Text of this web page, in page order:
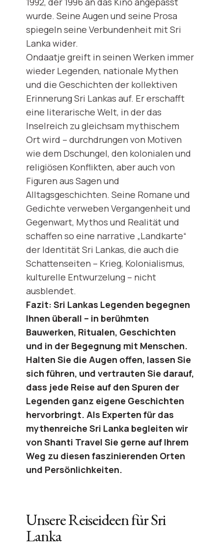
wurde. Seine Augen und seine Prosa
spiegeln seine Verbundenheit mit Sri
Lanka wider.
Ondaatje greift in seinen Werken immer
wieder Legenden, nationale Mythen
und die Geschichten der kollektiven
Erinnerung Sri Lankas auf. Er erschafft
eine literarische Welt, in der das
Inselreich zu gleichsam mythischem
Ort wird – durchdrungen von Motiven
wie dem Dschungel, den kolonialen und
religiösen Konflikten, aber auch von
Figuren aus Sagen und
Alltagsgeschichten. Seine Romane und
Gedichte verweben Vergangenheit und
Gegenwart, Mythos und Realität und
schaffen so eine narrative „Landkarte“
der Identität Sri Lankas, die auch die
Schattenseiten – Krieg, Kolonialismus,
kulturelle Entwurzelung – nicht
ausblendet.
Fazit: Sri Lankas Legenden begegnen
Ihnen überall – in berühmten
Bauwerken, Ritualen, Geschichten
und in der Begegnung mit Menschen.
Halten Sie die Augen offen, lassen Sie
sich führen, und vertrauten Sie darauf,
dass jede Reise auf den Spuren der
Legenden ganz eigene Geschichten
hervorbringt. Als Experten für das
mythenreiche Sri Lanka begleiten wir
von Shanti Travel Sie gerne auf Ihrem
Weg zu diesen faszinierenden Orten
und Persönlichkeiten.
Unsere Reiseideen fürSri
Lanka